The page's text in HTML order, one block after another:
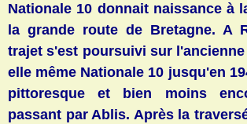
Nationale 10 donnait naissance à
la grande route de Bretagne. A
trajet s'est poursuivi sur l'ancienne
elle même Nationale 10 jusqu'en
pittoresque et bien moins
passant par Ablis. Après la